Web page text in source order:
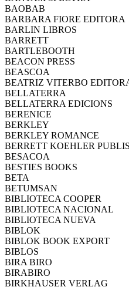
BAOBAB
BARBARA FIORE EDITORA
BARLIN LIBROS
BARRETT
BARTLEBOOTH
BEACON PRESS
BEASCOA
BEATRIZ VITERBO
BELLATERRA
BELLATERRA EDICIONS
BERENICE
BERKLEY
BERKLEY ROMANCE
BERRETT KOEHLER
BESACOA
BESTIES BOOKS
BETA
BETUMSAN
BIBLIOTECA COOPER
BIBLIOTECA NACIONAL
BIBLIOTECA NUEVA
BIBLOK
BIBLOK BOOK EXPORT
BIBLOS
BIRA BIRO
BIRABIRO
BIRKHAUSER VERLAG